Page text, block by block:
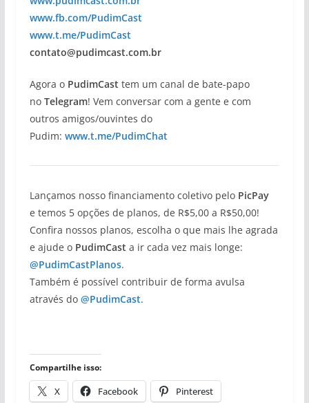
www.fb.com/PudimCast
www.t.me/PudimCast
contato@pudimcast.com.br
Agora o PudimCast tem um canal de bate-papo
noTelegram! Vem conversar com a gente e com
outros amigos/ouvintes do
Pudim: www.t.me/PudimChat
Lançamos nosso financiamento coletivo pelo PicPay
e temos 5 opções de planos, de R$5,00 a R$50,00!
Confira nossos planos, escolha o que mais lhe agrada
e ajude o PudimCast a ir cada vez mais longe:
@PudimCastPlanos.
Também é possível contribuir de forma avulsa
através do @PudimCast.
Compartilhe isso:
X Facebook Pinterest